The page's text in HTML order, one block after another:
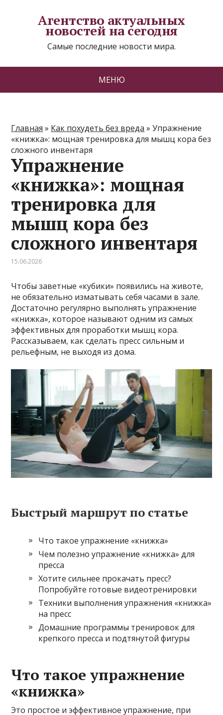
Агентство актуальных
новостей на сегодня
Самые последние новости мира.
МЕНЮ
Главная » Как похудеть без вреда »Упражнение
«книжка»: мощная тренировка для мышц кора без
сложного инвентаря
Упражнение
«книжка»: мощная
тренировка для
мышц кора без
сложного инвентаря
15.06.2026
Чтобы заветные «кубики» появились на животе,
не обязательно изматывать себя часами в зале.
Достаточно регулярно выполнять упражнение
«книжка», которое называют одним из самых
эффективных для проработки мышц кора.
Рассказываем, как сделать пресс сильным и
рельефным, не выходя из дома.
Быстрый маршрут по статье
Что такое упражнение «книжка»
Чем полезно упражнение «книжка» для
пресса
Хотите сильнее прокачать пресс?
Попробуйте готовые видеотренировки
Техники выполнения упражнения «книжка»
на пресс
Домашние программы тренировок для
крепкого пресса и подтянутой фигуры
Что такое упражнение
«книжка»
Это простое и эффективное упражнение, при